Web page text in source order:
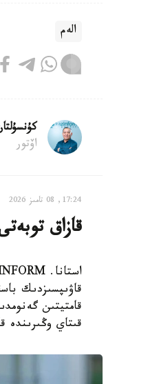
الەم
اۆتور
17:24, 08 تامىز 2026
قازاق
قاۋىپسىزدىك
قامتيتىن
قىتاي وڭىرىندە